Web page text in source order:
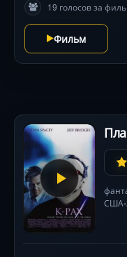
Лиферс создают
трагедией, а погони
подчеркивают
волн останется в
19 голосов за
Фильм
США•